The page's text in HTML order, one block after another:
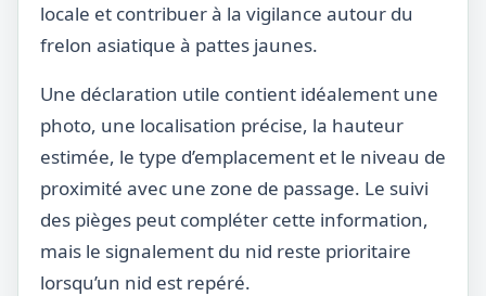
locale et contribuer à la vigilance autour du
frelon asiatique à pattes jaunes.
Une déclaration utile contient idéalement une
photo, une localisation précise, la hauteur
estimée, le type d’emplacement et le niveau de
proximité avec une zone de passage. Le suivi
des pièges peut compléter cette information,
mais le signalement du nid reste prioritaire
lorsqu’un nid est repéré.